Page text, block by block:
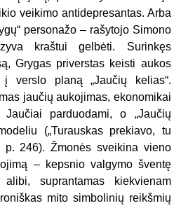
veikimo antidepresantas. Arba
personažo – rašytojo Simono
kraštui gelbėti. Surinkęs
Grygas priverstas keisti aukos
į verslo planą „Jaučių kelias“.
jaučių aukojimas, ekonomikai
parduodami, o „Jaučių
(„Turauskas prekiavo, tu
p. 246). Žmonės sveikina vieno
– kepsnio valgymo šventę
suprantamas kiekvienam
mito simbolinių reikšmių